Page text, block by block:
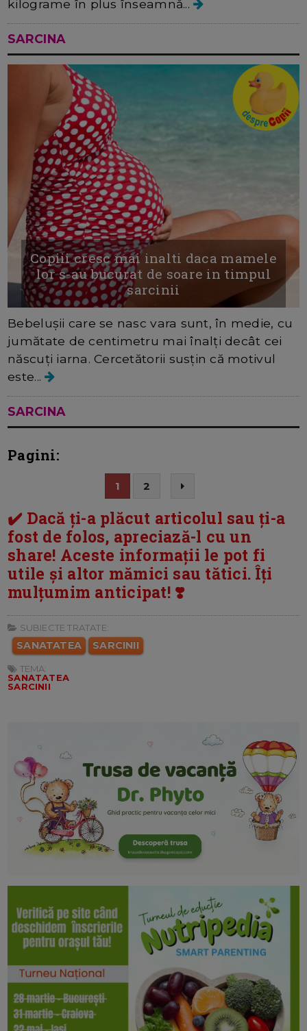
kilograme în plus înseamnă...
SARCINA
Copiii cresc mai inalti daca mamele
lor s-au bucurat de soare in timpul
sarcinii
Bebelușii care se nasc vara sunt, în medie, cu
jumătate de centimetru mai înalți decât cei
născuți iarna. Cercetătorii susțin că motivul
este...
SARCINA
Pagini:
1 2
✔️ Dacă ți-a plăcut articolul sau ți-a
fost de folos, apreciază-l cu un
share! Aceste informații le pot fi
utile și altor mămici sau tătici. Îți
mulțumim anticipat! ❣️
SUBIECTE TRATATE:
SANATATEA SARCINII
TEMA:
SANATATEA
SARCINII